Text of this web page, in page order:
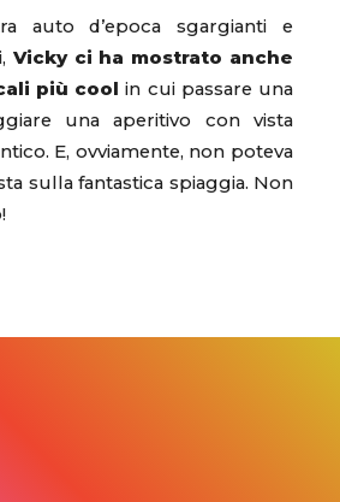
auto d’epoca sgargianti e
Vicky ci ha mostrato anche
più cool in cui passare una
una aperitivo con vista
E, ovviamente, non poteva
sulla fantastica spiaggia. Non